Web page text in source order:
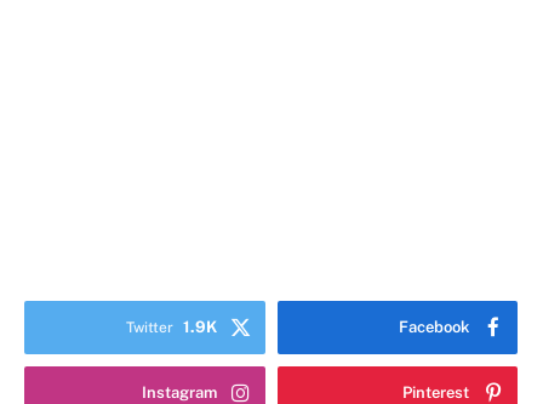
Facebook
Twitter 1.9K
Pinterest
Instagram